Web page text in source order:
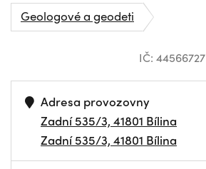
Geologové a geodeti
IČ: 44566727
Adresa provozovny
Zadní 535/3, 41801 Bílina
Zadní 535/3, 41801 Bílina